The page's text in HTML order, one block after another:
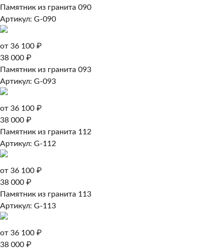
Памятник из гранита 090
Артикул: G-090
от 36 100 ₽
38 000 ₽
Памятник из гранита 093
Артикул: G-093
от 36 100 ₽
38 000 ₽
Памятник из гранита 112
Артикул: G-112
от 36 100 ₽
38 000 ₽
Памятник из гранита 113
Артикул: G-113
от 36 100 ₽
38 000 ₽